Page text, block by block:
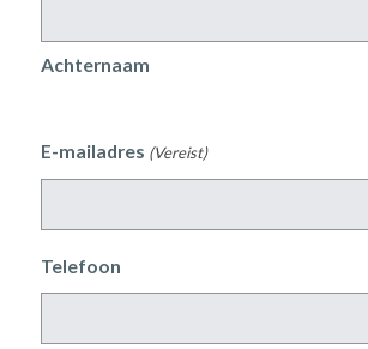
Achternaam
E-mailadres (Vereist)
Telefoon